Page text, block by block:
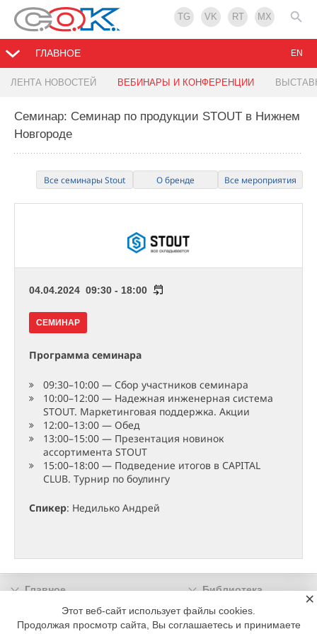
TG VK RT MX
ГЛАВНОЕ
ЛЕНТА НОВОСТЕЙ ВЕБИНАРЫ И КОНФЕРЕНЦИИ
EN
Семинар: Семинар по продукции STOUT в Нижнем
Новгороде
Все семинары Stout О бренде Все мероприятия
04.04.2024 09:30 - 18:00
СЕМИНАР
Программа семинара
09:30–10:00 — Сбор участников семинара
10:00–12:00 — Надежная инженерная система
STOUT. Маркетинговая поддержка. Акции
12:00–13:00 — Обед
13:00–15:00 — Презентация новинок
ассортимента STOUT
15:00–18:00 — Подведение итогов в CAPITAL
CLUB. Турнир по боулингу
Спикер: Недилько Андрей
Главное
Библиотека
Подписка
Реклама
Информация
Этот веб-сайт использует файлы cookies.
Продолжая просмотр сайта, Вы соглашаетесь и принимаете
×